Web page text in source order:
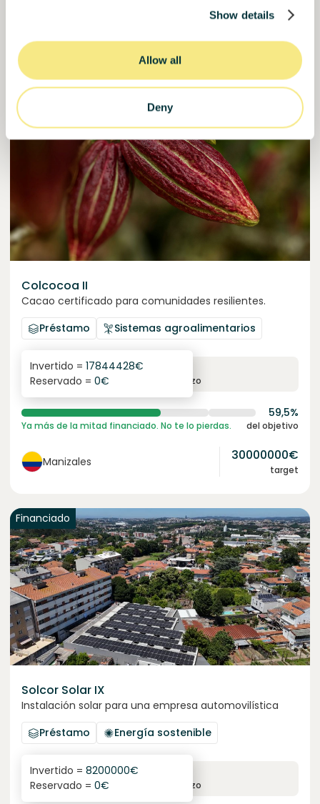
Show details
Allow all
Deny
46,3%
El proyecto está cogiendo impulso. Invierte ya. del objetivo
€
Únete a
Colcocoa II
Cacao certificado para comunidades resilientes.
Préstamo
Sistemas agroalimentarios
6.1%
interés anual plazo
Invertido = 17844428€
Reservado = 0€
59,5%
Ya más de la mitad financiado. No te lo pierdas. del objetivo
Manizales 30000000€
target
Financiado
Solcor Solar IX
Instalación solar para una empresa automovilística
Préstamo
Energía sostenible
6.1%
interés anual plazo
Invertido = 8200000€
Reservado = 0€